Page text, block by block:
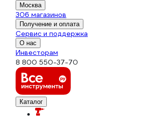
Москва
306 магазинов
Получение и оплата
Сервис и поддержка
О нас
Инвесторам
8 800 550-37-70
Каталог